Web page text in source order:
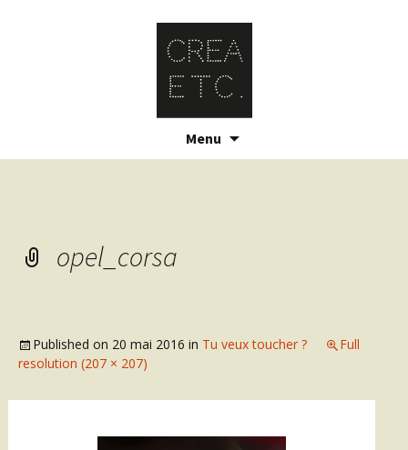
Menu
opel_corsa
Published on 20 mai 2016 in Tu veux toucher ?
Full
resolution (207 × 207)